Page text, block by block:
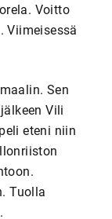
Voitto
Viimeisessä
Sen
Vili
eteni niin
Tuolla